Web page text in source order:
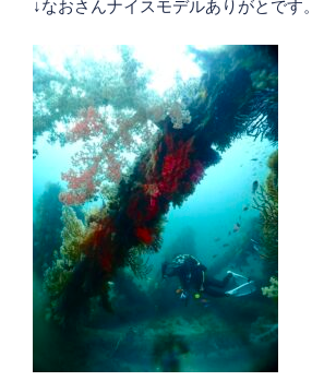
↓なおさんナイスモデルありがとです。